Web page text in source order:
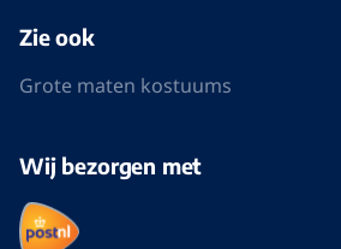
mailadres
aanbiedingen en nieuwste collecties